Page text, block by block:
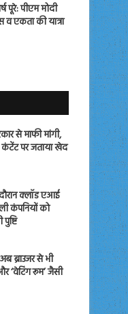
पूरे: पीएम मोदी
एकता की यात्रा
से माफी मांगी,
पर जताया खेद
क्लॉड एआई
कंपनियों को
ब्राउजर से भी
‘वेटिंग रूम’ जैसी